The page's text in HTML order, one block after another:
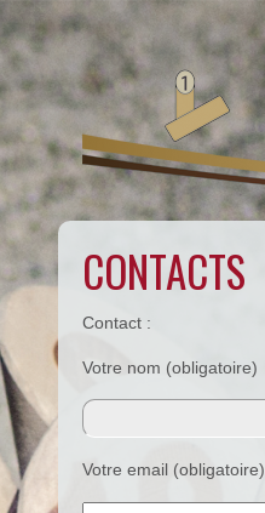
CONTACTS
Contact :
Votre nom (obligatoire)
Votre email (obligatoire)